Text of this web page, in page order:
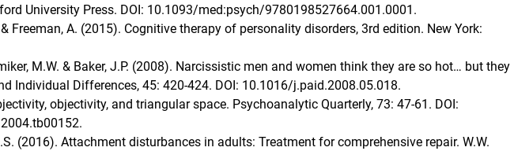
University Press. DOI: 10.1093/med:psych/9780198527664.001.0001.
& Freeman, A. (2015). Cognitive therapy of personality disorders, 3rd edition. New York:
M.W. & Baker, J.P. (2008). Narcissistic men and women think they are so hot… but they
Individual Differences, 45: 420-424. DOI: 10.1016/j.paid.2008.05.018.
objectivity, and triangular space. Psychoanalytic Quarterly, 73: 47-61. DOI:
(2016). Attachment disturbances in adults: Treatment for comprehensive repair. W.W.